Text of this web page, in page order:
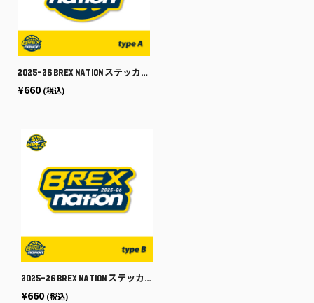
2025-26 BREX NATION ステッカー [type A]
¥660 (税込)
2025-26 BREX NATION ステッカー [type B]
¥660 (税込)